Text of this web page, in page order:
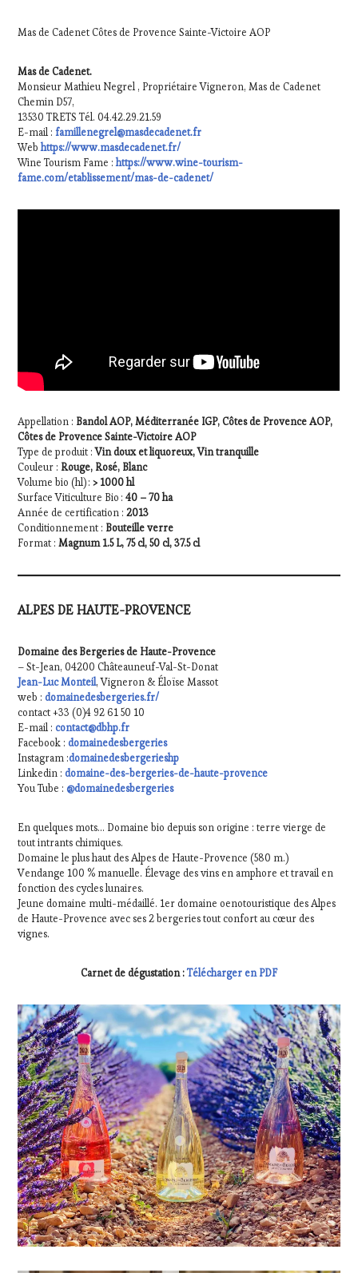
Mas de Cadenet Côtes de Provence Sainte-Victoire AOP
Mas de Cadenet.
Monsieur Mathieu Negrel , Propriétaire Vigneron, Mas de Cadenet
Chemin D57,
13530 TRETS Tél. 04.42.29.21.59
E-mail :famillenegrel@masdecadenet.fr
Webhttps://www.masdecadenet.fr/
Wine Tourism Fame :https://www.wine-tourism-
fame.com/etablissement/mas-de-cadenet/
Appellation : Bandol AOP, Méditerranée IGP, Côtes de Provence AOP,
Côtes de Provence Sainte-Victoire AOP
Type de produit :Vin doux et liquoreux, Vin tranquille
Couleur : Rouge, Rosé, Blanc
Volume bio (hl) :> 1000 hl
Surface Viticulture Bio :40 – 70 ha
Année de certification :2013
Conditionnement : Bouteille verre
Format :Magnum 1.5 L, 75 cl, 50 cl, 37.5 cl
ALPES DE HAUTE-PROVENCE
Domaine des Bergeries de Haute-Provence
– St-Jean, 04200 Châteauneuf-Val-St-Donat
Jean-Luc Monteil, Vigneron & Éloïse Massot
web : domainedesbergeries.fr/
contact +33 (0)4 92 61 50 10
E-mail : contact@dbhp.fr
Facebook : domainedesbergeries
Instagram :domainedesbergerieshp
Linkedin : domaine-des-bergeries-de-haute-provence
You Tube : @domainedesbergeries
En quelques mots… Domaine bio depuis son origine : terre vierge de
tout intrants chimiques.
Domaine le plus haut des Alpes de Haute-Provence (580 m.)
Vendange 100 % manuelle. Élevage des vins en amphore et travail en
fonction des cycles lunaires.
Jeune domaine multi-médaillé. 1er domaine oenotouristique des Alpes
de Haute-Provence avec ses 2 bergeries tout confort au cœur des
vignes.
Carnet de dégustation :Télécharger en PDF